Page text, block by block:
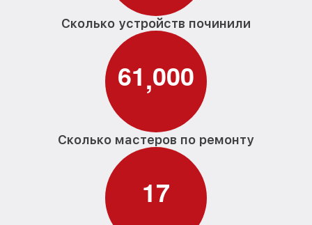
Сколько устройств починили
61,000
Сколько мастеров по ремонту
17